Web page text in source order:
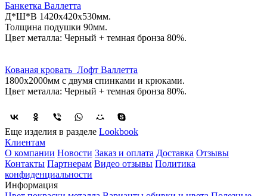
Банкетка Валлетта
Д*Ш*В 1420х420х530мм.
Толщина подушки 90мм.
Цвет металла: Черный + темная бронза 80%.
Кованая кровать Лофт Валлетта
1800х2000мм с двумя спинками и крюками.
Цвет металла: Черный + темная бронза 80%.
Еще изделия в разделе Lookbook
Клиентам
О компании Новости Заказ и оплата Доставка Отзывы
Контакты Партнерам Видео отзывы Политика
конфиденциальности
Информация